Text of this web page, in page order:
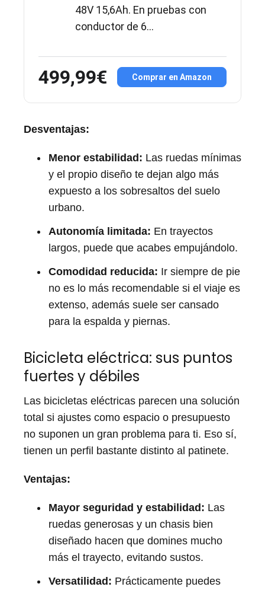
48V 15,6Ah. En pruebas con
conductor de 6...
499,99€ Comprar en Amazon
Desventajas:
Menor estabilidad: Las ruedas mínimas
y el propio diseño te dejan algo más
expuesto a los sobresaltos del suelo
urbano.
Autonomía limitada: En trayectos
largos, puede que acabes empujándolo.
Comodidad reducida: Ir siempre de pie
no es lo más recomendable si el viaje es
extenso, además suele ser cansado
para la espalda y piernas.
Bicicleta eléctrica: sus puntos
fuertes y débiles
Las bicicletas eléctricas parecen una solución
total si ajustes como espacio o presupuesto
no suponen un gran problema para ti. Eso sí,
tienen un perfil bastante distinto al patinete.
Ventajas:
Mayor seguridad y estabilidad: Las
ruedas generosas y un chasis bien
diseñado hacen que domines mucho
más el trayecto, evitando sustos.
Versatilidad: Prácticamente puedes